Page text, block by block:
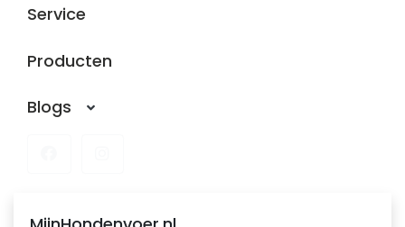
Service
Producten
Blogs